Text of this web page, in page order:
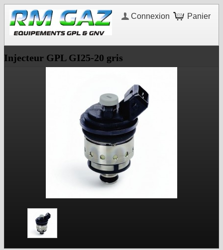
Panier
Connexion
Injecteur GPL GI25-20 gris